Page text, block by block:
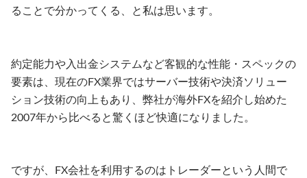
ることで分かってくる、と私は思います。
約定能力や入出金システムなど客観的な性能・スペックの
要素は、現在のFX業界ではサーバー技術や決済ソリュー
ション技術の向上もあり、弊社が海外FXを紹介し始めた
2007年から比べると驚くほど快適になりました。
ですが、FX会社を利用するのはトレーダーという人間で